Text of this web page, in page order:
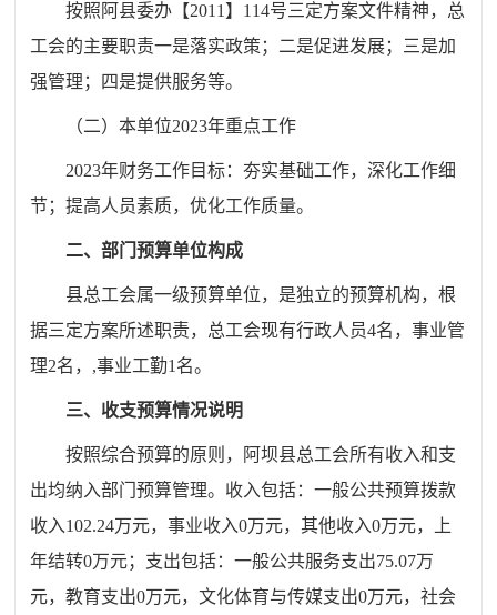
按照阿县委办【2011】114号三定方案文件精神，总
工会的主要职责一是落实政策；二是促进发展；三是加
强管理；四是提供服务等。
（二）本单位2023年重点工作
2023年财务工作目标：夯实基础工作，深化工作细
节；提高人员素质，优化工作质量。
二、部门预算单位构成
县总工会属一级预算单位，是独立的预算机构，根
据三定方案所述职责，总工会现有行政人员4名，事业管
理2名 ， ,事业工勤1 名。
三、收支预算情况说明
按照综合预算的原则， 阿坝县总工会所有收入和支
出均纳入部门预算管理。收入包括：一般公共预算拨款
收入102.24万元，事业收入0万元，其他收入0万元，上
年结转0万元；支出包括：一般公共服务支出75.07万
元，教育支出0万元，文化体育与传媒支出0万元，社会